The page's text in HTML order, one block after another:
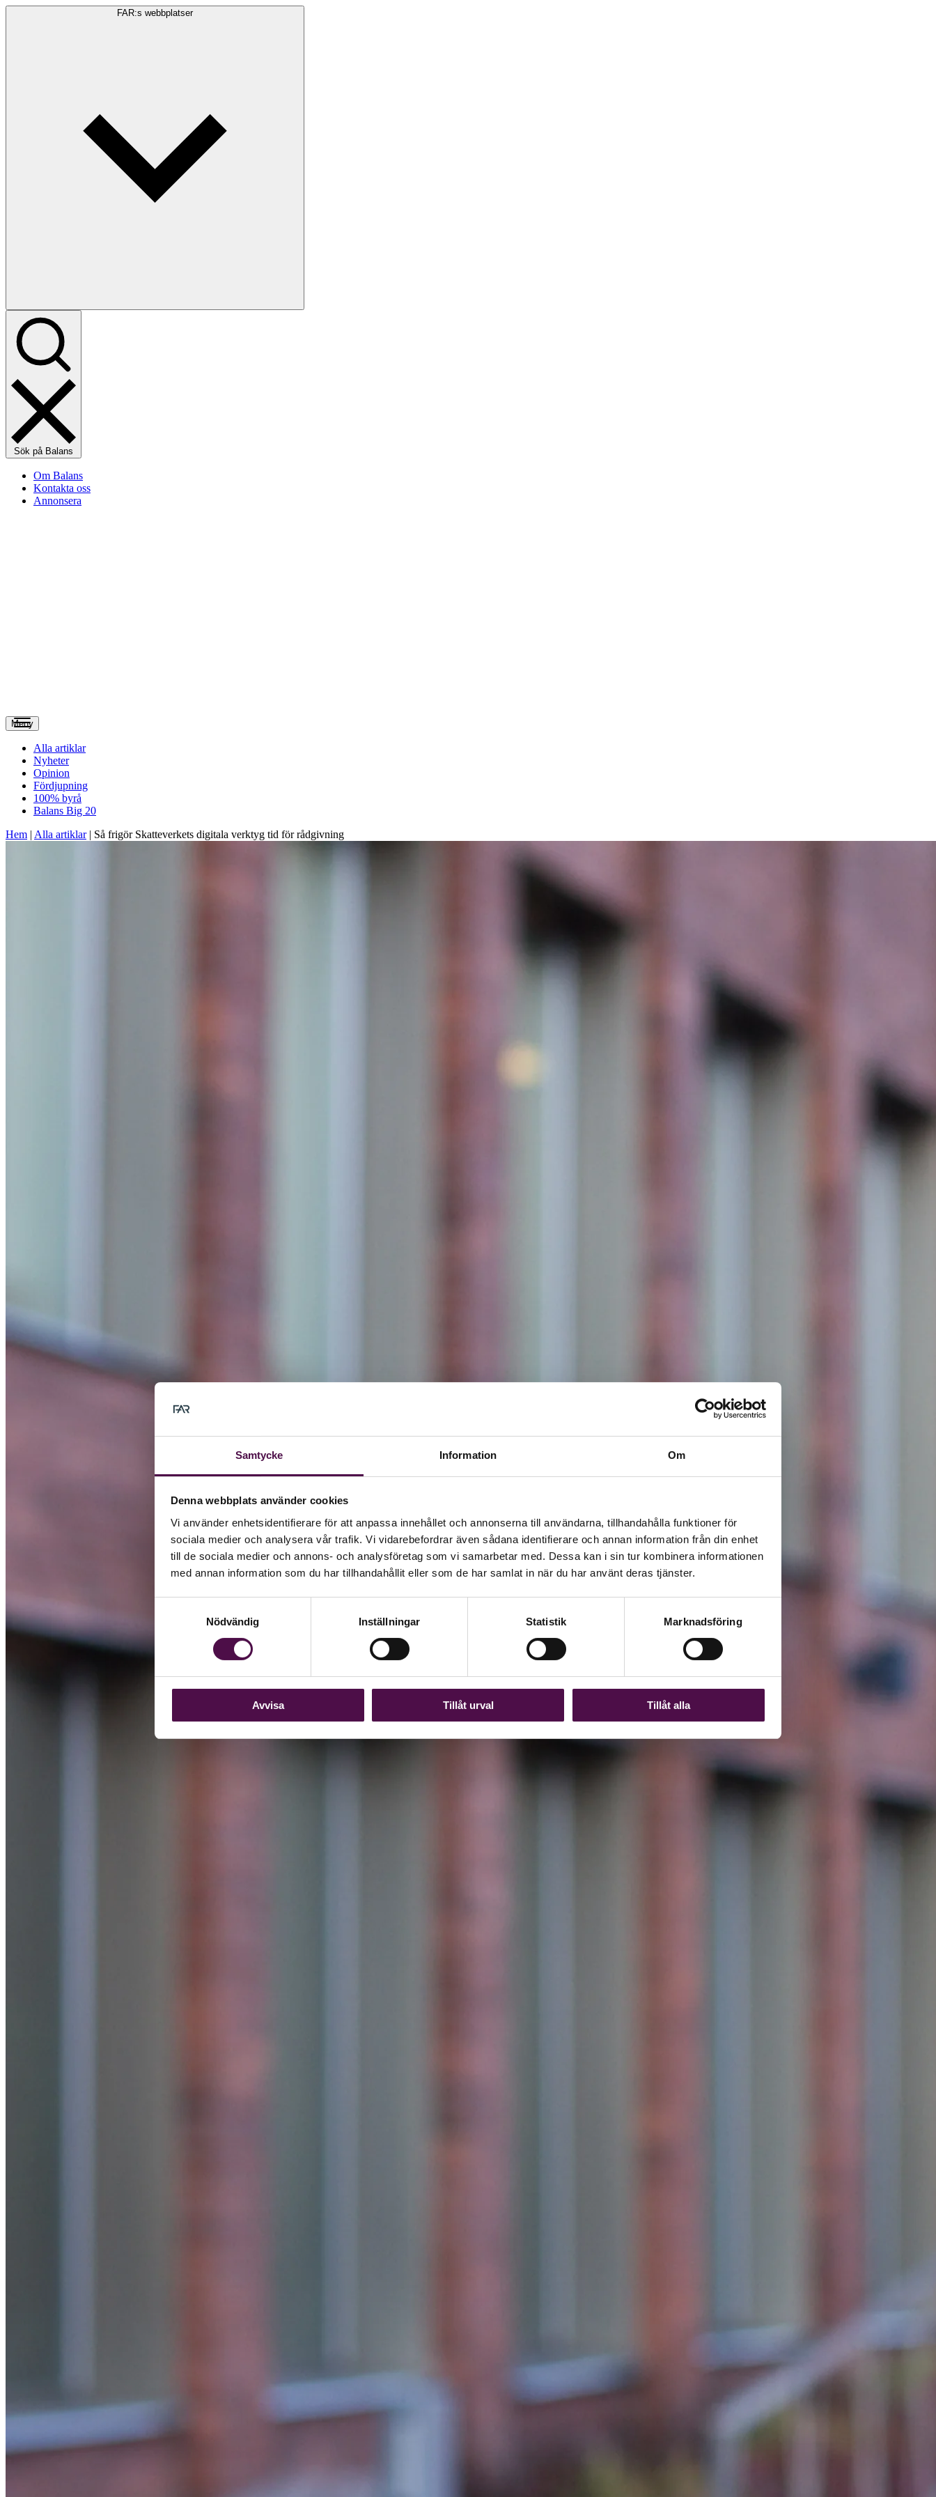
Samtycke Information Om
Denna webbplats använder cookies
Vi använder enhetsidentifierare för att anpassa innehållet och annonserna till användarna, tillhandahålla funktioner för
sociala medier och analysera vår trafik. Vi vidarebefordrar även sådana identifierare och annan information från din enhet
till de sociala medier och annons- och analysföretag som vi samarbetar med. Dessa kan i sin tur kombinera informationen
med annan information som du har tillhandahållit eller som de har samlat in när du har använt deras tjänster.
Nödvändig
Inställningar Statistik Marknadsföring
Avvisa Tillåt urval Tillåt alla
FAR:s webbplatser
Sök på Balans
Om Balans
Kontakta oss
Annonsera
Meny
Alla artiklar
Nyheter
Opinion
Fördjupning
100% byrå
Balans Big 20
Hem | Alla artiklar| Så frigör Skatteverkets digitala verktyg tid för rådgivning